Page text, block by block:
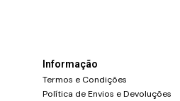
Informação
Termos e Condições
Política de Envios e Devoluções